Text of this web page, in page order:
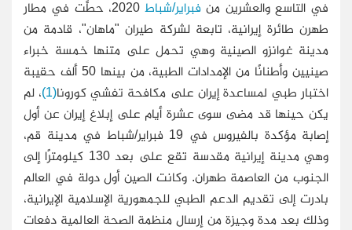
في التاسع والعشرين من فبراير/شباط
2020، حطَّت في مطار
طهرن طائرة إيرانية، تابعة لشركة طيران "ماهان"، قادمة من
مدينة غوانزو الصينية وهي تحمل على متنها خمسة خبراء
صينيين وأطنانًا من الإمدادات الطبية، من بينها 50 ألف حقيبة
اختبار طبي لمساعدة إيران على مكافحة تفشي كورونا(1)
، لم
يكن حينها قد مضى سوى عشرة أيام على إبلاغ إيران عن أول
إصابة مؤكدة بالفيروس في 19 فبراير/شباط في مدينة قم،
وهي مدينة إيرانية مقدسة تقع على بعد 130 كيلومترًا إلى
الجنوب من العاصمة طهران. وكانت الصين أول دولة في العالم
بادرت إلى تقديم الدعم الطبي للجمهورية الإسلامية الإيرانية،
وذلك بعد مدة وجيزة من إرسال منظمة الصحة العالمية دفعات